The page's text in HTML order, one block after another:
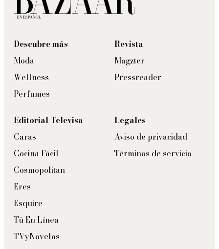
Descubre más
Moda
Wellness
Perfumes
Revista
Magzter
Pressreader
Editorial Televisa
Caras
Cocina Fácil
Cosmopolitan
Eres
Esquire
Tú En Línea
TVyNovelas
Legales
Aviso de privacidad
Términos de servicio